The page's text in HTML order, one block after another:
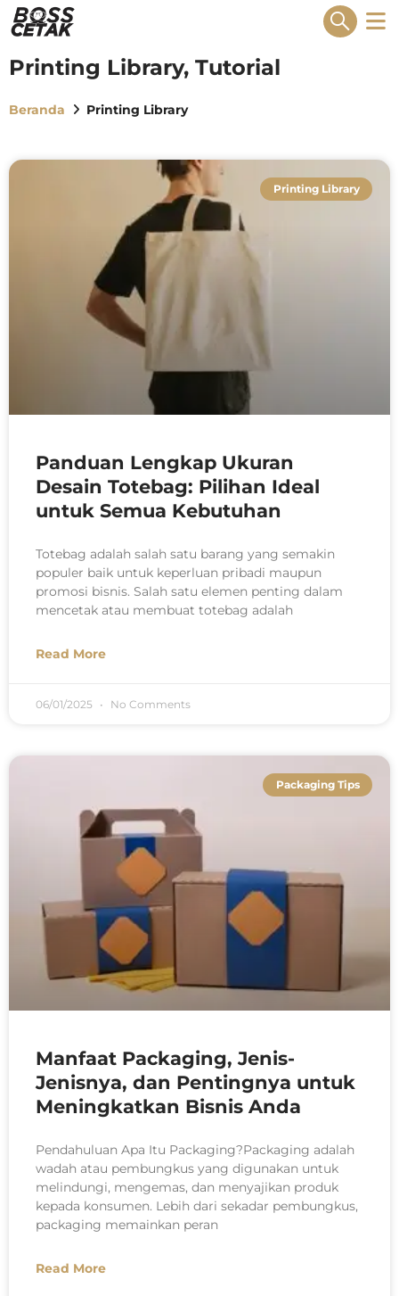
Skip
to
content
Printing Library, Tutorial
Beranda Printing Library
Printing Library
Panduan Lengkap Ukuran
Desain Totebag: Pilihan Ideal
untuk Semua Kebutuhan
Totebag adalah salah satu barang yang semakin
populer baik untuk keperluan pribadi maupun
promosi bisnis. Salah satu elemen penting dalam
mencetak atau membuat totebag adalah
Read More
06/01/2025 No Comments
Packaging Tips
Manfaat Packaging, Jenis-
Jenisnya, dan Pentingnya untuk
Meningkatkan Bisnis Anda
Pendahuluan Apa Itu Packaging?Packaging adalah
wadah atau pembungkus yang digunakan untuk
melindungi, mengemas, dan menyajikan produk
kepada konsumen. Lebih dari sekadar pembungkus,
packaging memainkan peran
Read More